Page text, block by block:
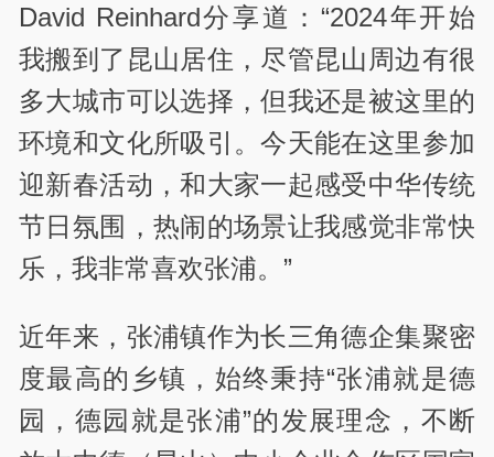
David Reinhard分享道：“2024年开始
我搬到了昆山居住，尽管昆山周边有很
多大城市可以选择，但我还是被这里的
环境和文化所吸引。今天能在这里参加
迎新春活动，和大家一起感受中华传统
节日氛围，热闹的场景让我感觉非常快
乐，我非常喜欢张浦。”
近年来，张浦镇作为长三角德企集聚密
度最高的乡镇，始终秉持“张浦就是德
园，德园就是张浦”的发展理念，不断